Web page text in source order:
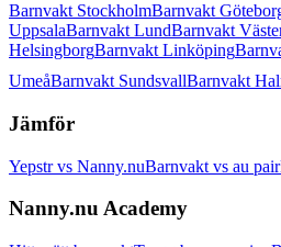
Barnvakt StockholmBarnvakt
UppsalaBarnvakt LundBarnvakt
HelsingborgBarnvakt Linköping
UmeåBarnvakt SundsvallBarnvakt
Jämför
Yepstr vs Nanny.nuBarnvakt vs au pair
Nanny.nu Academy